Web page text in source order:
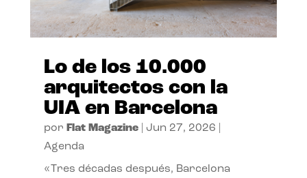
Lo de los 10.000
arquitectos con la
UIA en Barcelona
por Flat Magazine| Jun 27, 2026
Agenda
«Tres décadas después, Barcelona